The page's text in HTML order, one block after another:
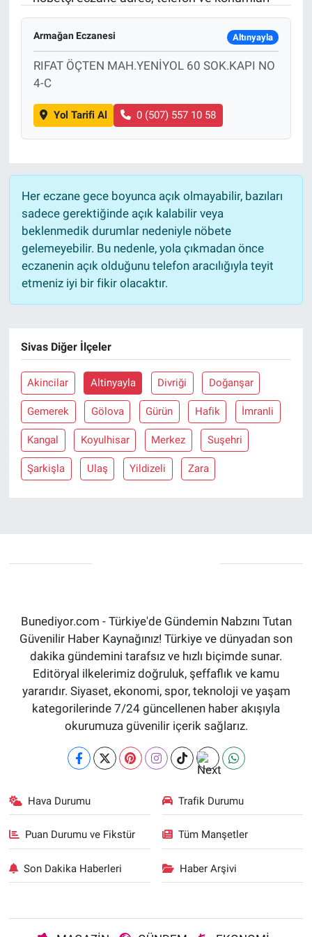
Armağan Eczanesi Altınyayla
RIFAT ÖÇTEN MAH.YENİYOL 60 SOK.KAPI NO
4-C
Yol Tarifi Al 0 (507) 557 10 58
Her eczane gece boyunca açık olmayabilir, bazıları
sadece gerektiğinde açık kalabilir veya
beklenmedik durumlar nedeniyle nöbete
gelemeyebilir. Bu nedenle, yola çıkmadan önce
eczanenin açık olduğunu telefon aracılığıyla teyit
etmeniz iyi bir fikir olacaktır.
Sivas Diğer İlçeler
Akincilar Altinyayla Divriği Doğanşar
Gemerek Gölova Gürün Hafik İmranli
Kangal Koyulhisar Merkez Suşehri
Şarkişla Ulaş Yildizeli Zara
Bunediyor.com - Türkiye'de Gündemin Nabzını Tutan
Güvenilir Haber Kaynağınız! Türkiye ve dünyadan son
dakika gündemini tarafsız ve hızlı biçimde sunar.
Editöryal ilkelerimiz doğruluk, şeffaflık ve kamu
yararıdır. Siyaset, ekonomi, spor, teknoloji ve yaşam
kategorilerinde 7/24 güncellenen haber akışıyla
okurumuza güvenilir içerik sağlarız.
Hava Durumu Trafik Durumu
Puan Durumu ve Fikstür Tüm Manşetler
Son Dakika Haberleri Haber Arşivi
Spor